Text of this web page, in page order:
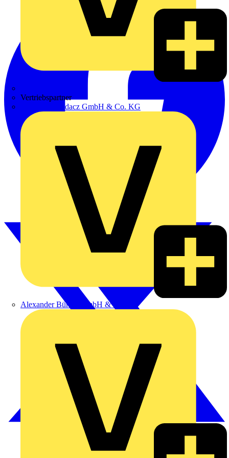
Vertriebspartner
Adalbert Zajadacz GmbH & Co. KG
Alexander Bürkle GmbH & Co. KG